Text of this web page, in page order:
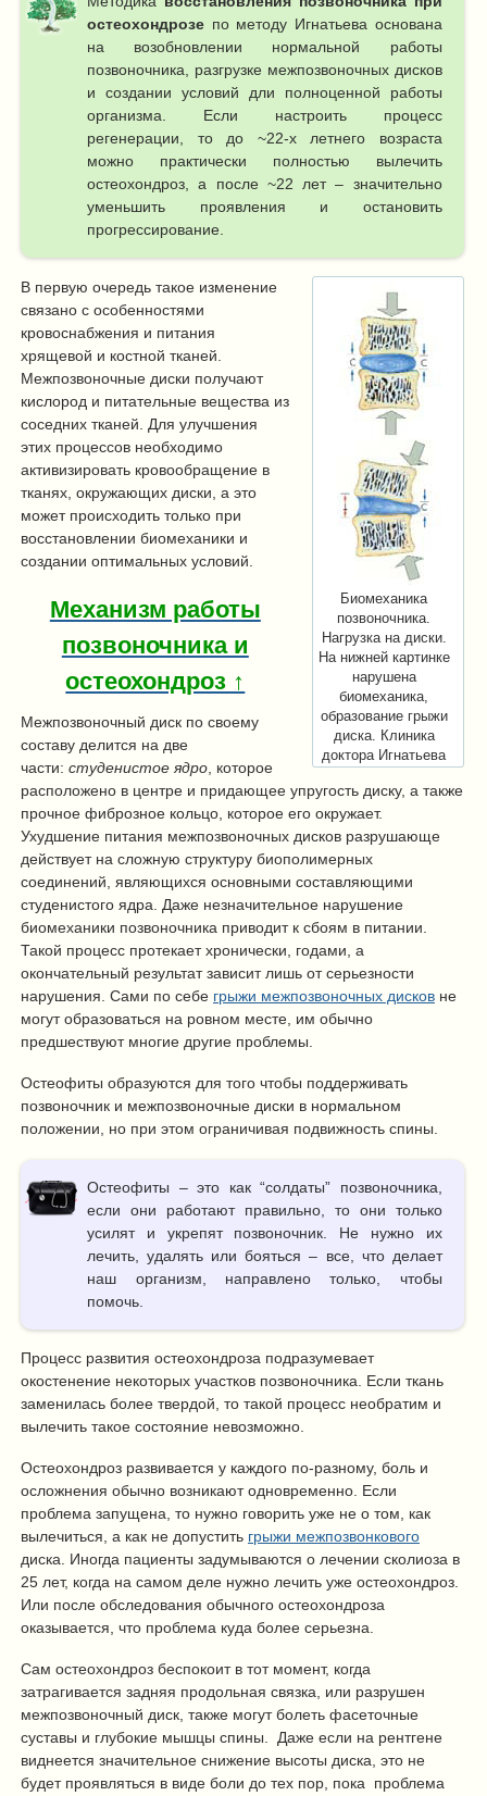
остеохондрозе по методу Игнатьева основана
на возобновлении нормальной работы
позвоночника, разгрузке межпозвоночных дисков
и создании условий дли полноценной работы
организма. Если настроить процесс
регенерации, то до ~22-х летнего возраста
можно практически полностью вылечить
остеохондроз, а после ~22 лет – значительно
уменьшить проявления и остановить
прогрессирование.
Биомеханика
позвоночника.
Нагрузка на диски.
На нижней картинке
нарушена
биомеханика,
образование грыжи
диска. Клиника
доктора Игнатьева
В первую очередь такое изменение
связано с особенностями
кровоснабжения и питания
хрящевой и костной тканей.
Межпозвоночные диски получают
кислород и питательные вещества из
соседних тканей. Для улучшения
этих процессов необходимо
активизировать кровообращение в
тканях, окружающих диски, а это
может происходить только при
восстановлении биомеханики и
создании оптимальных условий.
Механизм работы
позвоночника и
остеохондроз ↑
Межпозвоночный диск по своему
составу делится на две
части: студенистое ядро , которое
расположено в центре и придающее упругость диску, а также
прочное фиброзное кольцо, которое его окружает.
Ухудшение питания межпозвоночных дисков разрушающе
действует на сложную структуру биополимерных
соединений, являющихся основными составляющими
студенистого ядра. Даже незначительное нарушение
биомеханики позвоночника приводит к сбоям в питании.
Такой процесс протекает хронически, годами, а
окончательный результат зависит лишь от серьезности
нарушения. Сами по себе грыжи межпозвоночных дисков не
могут образоваться на ровном месте, им обычно
предшествуют многие другие проблемы.
Остеофиты образуются для того чтобы поддерживать
позвоночник и межпозвоночные диски в нормальном
положении, но при этом ограничивая подвижность спины.
Остеофиты – это как “солдаты” позвоночника,
если они работают правильно, то они только
усилят и укрепят позвоночник. Не нужно их
лечить, удалять или бояться – все, что делает
наш организм, направлено только, чтобы
помочь.
Процесс развития остеохондроза подразумевает
окостенение некоторых участков позвоночника. Если ткань
заменилась более твердой, то такой процесс необратим и
вылечить такое состояние невозможно.
Остеохондроз развивается у каждого по-разному, боль и
осложнения обычно возникают одновременно. Если
проблема запущена, то нужно говорить уже не о том, как
вылечиться, а как не допустить грыжи межпозвонкового
диска. Иногда пациенты задумываются о лечении сколиоза в
25 лет, когда на самом деле нужно лечить уже остеохондроз.
Или после обследования обычного остеохондроза
оказывается, что проблема куда более серьезна.
Сам остеохондроз беспокоит в тот момент, когда
затрагивается задняя продольная связка, или разрушен
межпозвоночный диск, также могут болеть фасеточные
суставы и глубокие мышцы спины. Даже если на рентгене
виднеется значительное снижение высоты диска, это не
будет проявляться в виде боли до тех пор, пока проблема